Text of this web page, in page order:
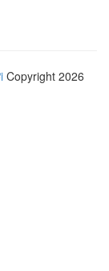
Copyright 2026